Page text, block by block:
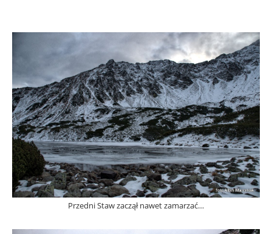
Przedni Staw zaczął nawet zamarzać…